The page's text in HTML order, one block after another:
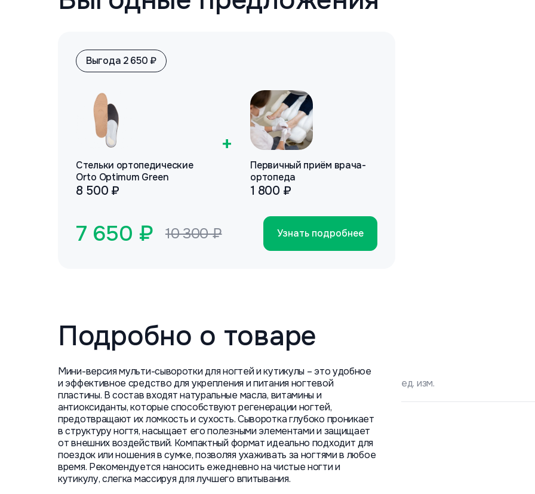
Выгода 2 650 ₽
Стельки ортопедические
Orto Optimum Green
8 500 ₽
+
Первичный приём врача-
ортопеда
1 800 ₽
7 650 ₽ 10 300 ₽ Узнать подробнее
Подробно о товаре
Мини-версия мульти-сыворотки для ногтей и кутикулы – это удобное
и эффективное средство для укрепления и питания ногтевой
пластины. В состав входят натуральные масла, витамины и
антиоксиданты, которые способствуют регенерации ногтей,
предотвращают их ломкость и сухость. Сыворотка глубоко проникает
в структуру ногтя, насыщает его полезными элементами и защищает
от внешних воздействий. Компактный формат идеально подходит для
поездок или ношения в сумке, позволяя ухаживать за ногтями в любое
время. Рекомендуется наносить ежедневно на чистые ногти и
кутикулу, слегка массируя для лучшего впитывания.
ед. изм.